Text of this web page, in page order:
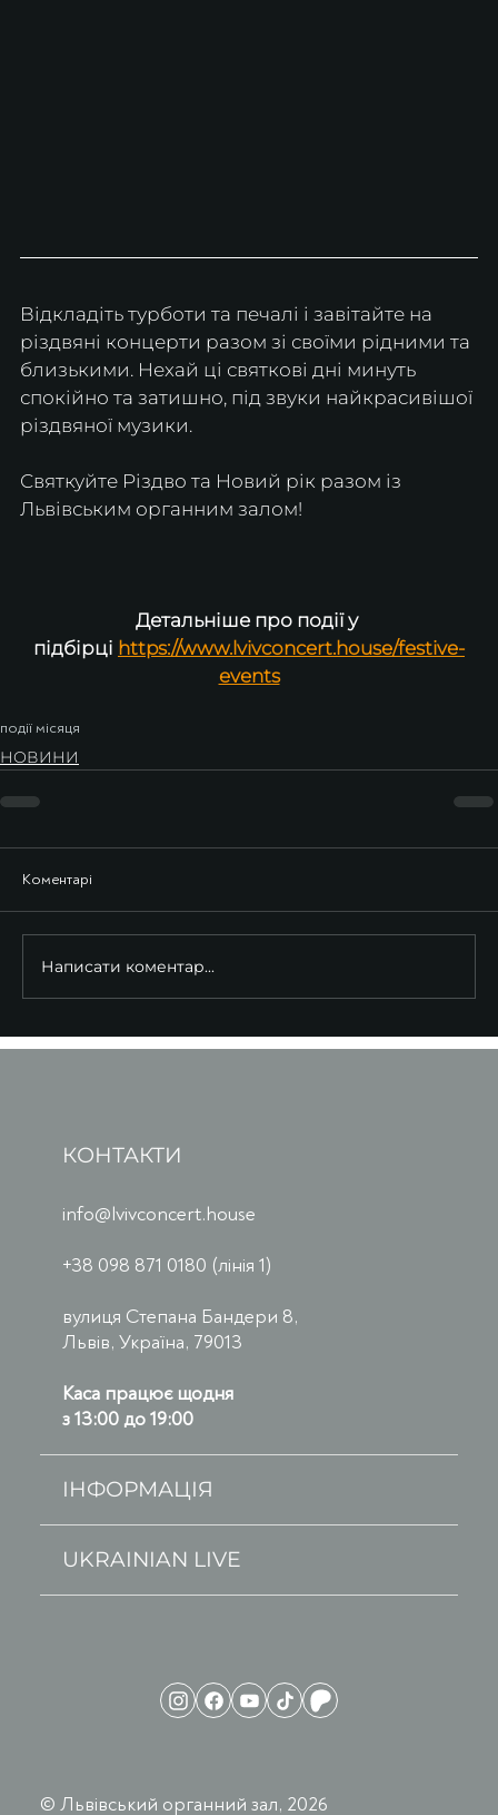
Відкладіть турботи та печалі і завітайте на
різдвяні концерти разом зі своїми рідними та
близькими. Нехай ці святкові дні минуть
спокійно та затишно, під звуки найкрасивішої
різдвяної музики.
Святкуйте Різдво та Новий рік разом із
Львівським органним залом!
Детальніше про події у
підбірці https://www.lvivconcert.house/festive-
events
події місяця
НОВИНИ
Коментарі
Написати коментар...
© Львівський органний зал, 2026
КОНТАКТИ
info@lvivconcert.house
+38 098 871 0180 (лінія 1)
вулиця Степана Бандери 8,
Львів, Україна, 79013
Каса працює щодня
з 13:00 до 19:00
ІНФОРМАЦІЯ
UKRAINIAN LIVE